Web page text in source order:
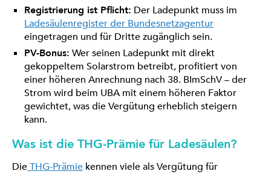
Registrierung ist Pflicht: Der Ladepunkt muss im
Ladesäulenregister der Bundesnetzagentur
eingetragen und für Dritte zugänglich sein.
PV-Bonus: Wer seinen Ladepunkt mit direkt
gekoppeltem Solarstrom betreibt, profitiert von
einer höheren Anrechnung nach 38. BImSchV – der
Strom wird beim UBA mit einem höheren Faktor
gewichtet, was die Vergütung erheblich steigern
kann.
Was ist die THG-Prämie für Ladesäulen?
DieTHG-Prämie kennen viele als Vergütung für